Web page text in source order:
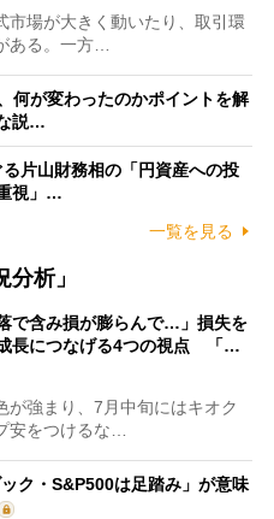
場が大きく動いたり、取引環
ある。一方…
何が変わったのかポイントを解
説…
片山財務相の「円資産への投
視」…
一覧を見る
析」
で含み損が膨らんで…」損失を
長につなげる4つの視点 「…
強まり、7月中旬にはキオク
安をつけるな…
ク・S&P500は足踏み」が意味